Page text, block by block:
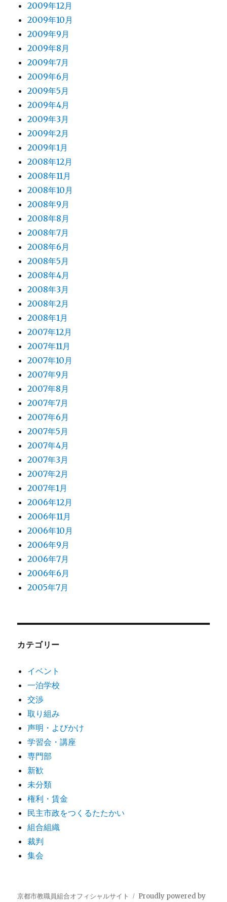
2009年12月
2009年10月
2009年9月
2009年8月
2009年7月
2009年6月
2009年5月
2009年4月
2009年3月
2009年2月
2009年1月
2008年12月
2008年11月
2008年10月
2008年9月
2008年8月
2008年7月
2008年6月
2008年5月
2008年4月
2008年3月
2008年2月
2008年1月
2007年12月
2007年11月
2007年10月
2007年9月
2007年8月
2007年7月
2007年6月
2007年5月
2007年4月
2007年3月
2007年2月
2007年1月
2006年12月
2006年11月
2006年10月
2006年9月
2006年7月
2006年6月
2005年7月
カテゴリー
イベント
一泊学校
交渉
取り組み
声明・よびかけ
学習会・講座
専門部
新歓
未分類
権利・賃金
民主市政をつくるたたかい
組合組織
裁判
集会
京都市教職員組合オフィシャルサイト Proudly powered by